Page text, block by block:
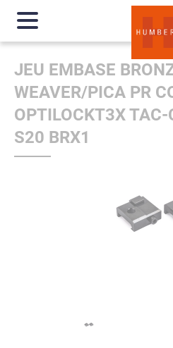
JEU EMBASE
WEAVER/PICA PR
OPTILOCKT3X
S20 BRX1